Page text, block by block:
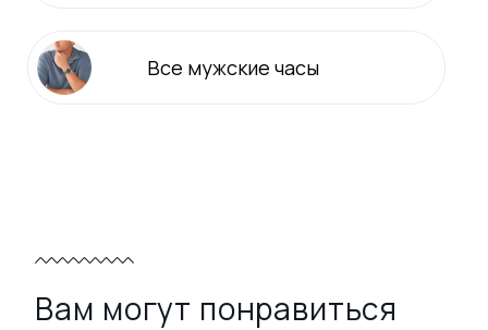
Все мужские часы
Вам могут понравиться